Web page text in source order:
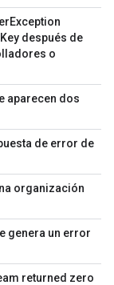
después de
o
aparecen dos
de error de
organización
genera un error
returned zero